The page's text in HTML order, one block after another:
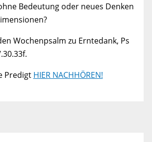
Bedeutung oder neues Denken
Wochenpsalm zu Erntedank, Ps
Predigt HIER NACHHÖREN!